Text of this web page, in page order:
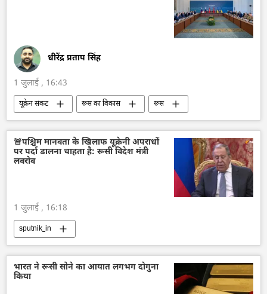
धीरेंद्र प्रताप सिंह
1 जुलाई , 16:43
यूक्रेन संकट रूस का विकास
रूस
मास्को
यूक्रेन सशस्त्र बल
यूक्रेन
यूक्रेन की सुरक्षा सेवा (SBU)
यूक्रेन का जवाबी हमला
विशेष सैन्य अभियान
व्लादिमीर पुतिन
डॉनल्ड ट्रम्प
🚨पश्चिम मानवता के खिलाफ यूक्रेनी अपराधों
पर पर्दा डालना चाहता है: रूसी विदेश मंत्री
लवरोव
1 जुलाई , 16:18
sputnik_in
भारत ने रूसी सोने का आयात लगभग दोगुना
किया